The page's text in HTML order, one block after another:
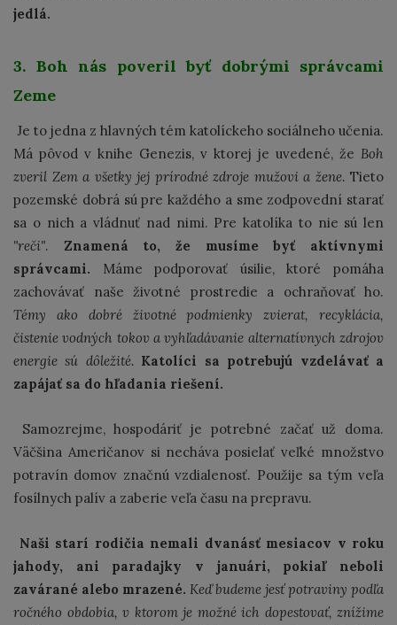
jedlá.
3. Boh nás poveril byť dobrými správcami
Zeme
Je to jedna z hlavných tém katolíckeho sociálneho učenia.
Má pôvod v knihe Genezis, v ktorej je uvedené, že Boh
zveril Zem a všetky jej prírodné zdroje mužovi a žene. Tieto
pozemské dobrá sú pre každého a sme zodpovední starať
sa o nich a vládnuť nad nimi. Pre katolíka to nie sú len
"reči". Znamená to, že musíme byť aktívnymi
správcami. Máme podporovať úsilie, ktoré pomáha
zachovávať naše životné prostredie a ochraňovať ho.
Témy ako dobré životné podmienky zvierat, recyklácia,
čistenie vodných tokov a vyhľadávanie alternatívnych zdrojov
energie sú dôležité. Katolíci sa potrebujú vzdelávať a
zapájať sa do hľadania riešení.
Samozrejme, hospodáriť je potrebné začať už doma.
Väčšina Američanov si necháva posielať veľké množstvo
potravín domov značnú vzdialenosť. Použije sa tým veľa
fosílnych palív a zaberie veľa času na prepravu.
Naši starí rodičia nemali dvanásť mesiacov v roku
jahody, ani paradajky v januári, pokiaľ neboli
zavárané alebo mrazené. Keď budeme jesť potraviny podľa
ročného obdobia, v ktorom je možné ich dopestovať, znížime